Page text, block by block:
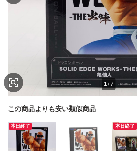
1 /7
この商品よりも安い類似商品
本日終了 本日終了